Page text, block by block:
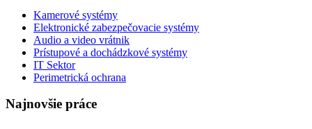
Kamerové systémy
Elektronické zabezpečovacie systémy
Audio a video vrátnik
Prístupové a dochádzkové systémy
IT Sektor
Perimetrická ochrana
Najnovšie práce